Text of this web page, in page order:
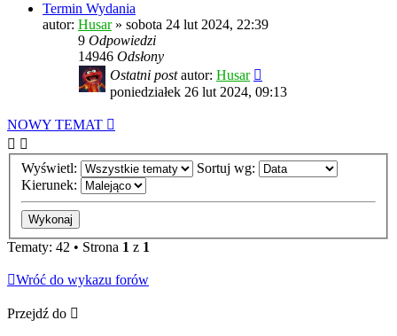
Termin Wydania
autor: Husar» sobota 24 lut 2024, 22:39
9 Odpowiedzi
14946 Odsłony
Ostatni postautor: Husar
poniedziałek 26 lut 2024, 09:13
NOWY TEMAT
Wyświetl:
Sortuj wg:
Kierunek:
Tematy: 42 • Strona 1 z 1
Wróć do wykazu forów
Przejdź do